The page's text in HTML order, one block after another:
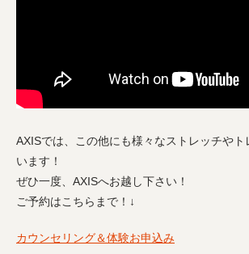
AXISでは、この他にも様々なストレッチや
います！
ぜひ一度、AXISへお越し下さい！
ご予約はこちらまで！↓
カウンセリング＆体験お申込み